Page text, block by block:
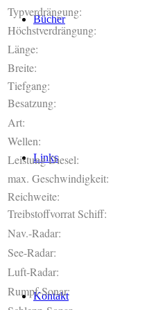
Bücher
Links
Kontakt
Typverdrängung:
Höchstverdrängung:
Länge:
Breite:
Tiefgang:
Besatzung:
Art:
Wellen:
Leistung Diesel:
max. Geschwindigkeit:
Reichweite:
Treibstoffvorrat Schiff:
Nav.-Radar:
See-Radar:
Luft-Radar:
Rumpf-Sonar: